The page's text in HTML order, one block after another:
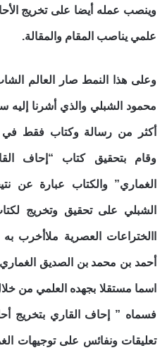
وينصب عمله أيضا على تخريج
علمي يناصب المقام والمقالة.
وعلى هذا النمط صار العالم
محمود الشبلي والذي أشرنا إليه
أكثر من رسالة وكتاب فقط
وقام بتحقيق كتاب “إحاف
الغماري” والكتاب عبارة عن
الشبلي على تحقيق وتخريج
االختراعات العصرية ملاأخرب
أحمد بن محمد بن الصديق
اسما مستقلا بجهده العلمي من
فسماه ” إحاف القاري بتخريج
تعليقات ونفائس على توجيهات